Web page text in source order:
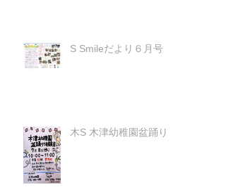
S Smileだより６月号
木S 木津幼稚園盆踊り